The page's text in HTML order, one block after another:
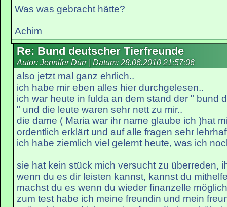
Was was gebracht hätte?
Achim
Re: Bund deutscher Tierfreunde
Autor: Jennifer Dürr | Datum: 28.06.2010 21:57:06
also jetzt mal ganz ehrlich..
ich habe mir eben alles hier durchgelesen..
ich war heute in fulda an dem stand der " bund
" und die leute waren sehr nett zu mir..
die dame ( Maria war ihr name glaube ich )hat
ordentlich erklärt und auf alle fragen sehr
ich habe ziemlich viel gelernt heute, was ich
sie hat kein stück mich versucht zu überreden,
wenn du es dir leisten kannst, kannst du
machst du es wenn du wieder finanzelle
zum test habe ich meine freundin und mein